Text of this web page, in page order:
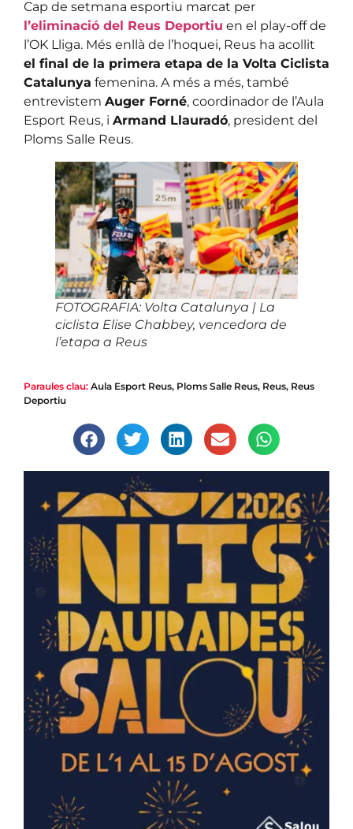
Cap de setmana esportiu marcat per
l’eliminació del Reus Deportiu en el play-off de
l’OK Lliga. Més enllà de l’hoquei, Reus ha acollit
el final de la primera etapa de la Volta Ciclista
Catalunya femenina. A més a més, també
entrevistem Auger Forné, coordinador de l’Aula
Esport Reus, i Armand Llauradó, president del
Ploms Salle Reus.
FOTOGRAFIA: Volta Catalunya | La
ciclista Elise Chabbey, vencedora de
l’etapa a Reus
Paraules clau: Aula Esport Reus, Ploms Salle Reus, Reus, Reus
Deportiu